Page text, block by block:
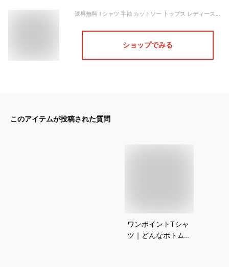
送料無料 Tシャツ 半袖 カットソー トップス レディース クルーネック 幾何学柄 ジオメトリック ワンポイント プリント ドロップショルダー スリット 大きいサイズ 大人 シンプル カジュアル 白 黒 定番 ベーシック 3L 4L
ショップでみる
このアイテムが投稿された質問
ワンポイントTシャ
ツ｜どんなボトムス